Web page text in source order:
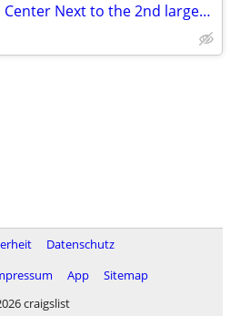
3 Star Hotel-Convention Center Next to the 2nd largest lake in Hungary
Datenschutz
App
Sitemap
craigslist